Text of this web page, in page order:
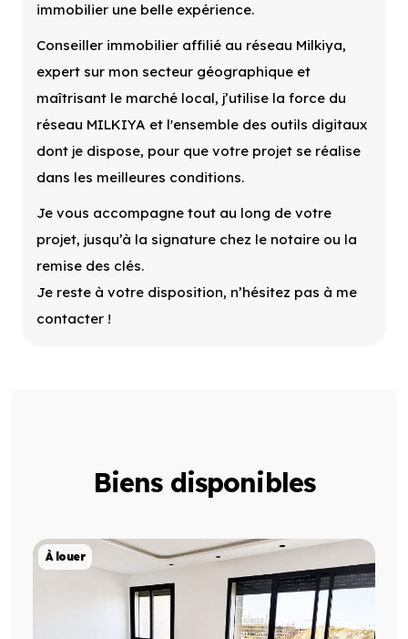
immobilier une belle expérience.
Conseiller immobilier affilié au réseau Milkiya,
expert sur mon secteur géographique et
maîtrisant le marché local, j’utilise la force du
réseau MILKIYA et l'ensemble des outils digitaux
dont je dispose, pour que votre projet se réalise
dans les meilleures conditions.
Je vous accompagne tout au long de votre
projet, jusqu’à la signature chez le notaire ou la
remise des clés.
Je reste à votre disposition, n’hésitez pas à me
contacter !
Biens disponibles
À louerProjet de Location